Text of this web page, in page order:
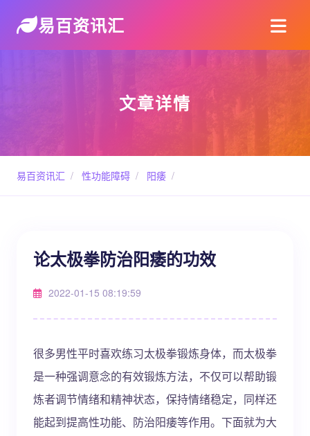
易百资讯汇
文章详情
易百资讯汇 / 性功能障碍 / 阳痿 /
论太极拳防治阳痿的功效
2022-01-15 08:19:59
很多男性平时喜欢练习太极拳锻炼身体，而太极拳
是一种强调意念的有效锻炼方法，不仅可以帮助锻
炼者调节情绪和精神状态，保持情绪稳定，同样还
能起到提高性功能、防治阳痿等作用。下面就为大